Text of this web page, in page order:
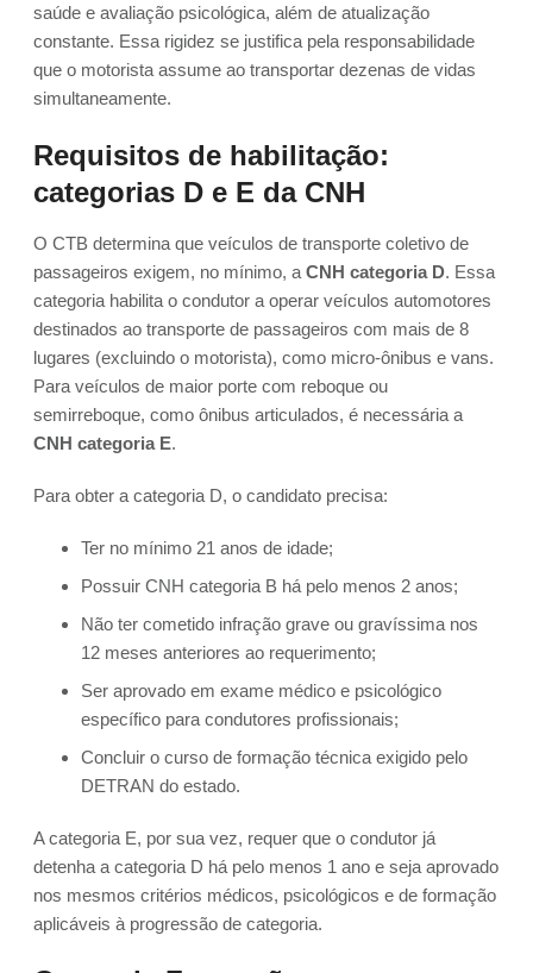
saúde e avaliação psicológica, além de atualização
constante. Essa rigidez se justifica pela responsabilidade
que o motorista assume ao transportar dezenas de vidas
simultaneamente.
Requisitos de habilitação:
categorias D e E da CNH
O CTB determina que veículos de transporte coletivo de
passageiros exigem, no mínimo, a CNH categoria D. Essa
categoria habilita o condutor a operar veículos automotores
destinados ao transporte de passageiros com mais de 8
lugares (excluindo o motorista), como micro-ônibus e vans.
Para veículos de maior porte com reboque ou
semirreboque, como ônibus articulados, é necessária a
CNH categoria E.
Para obter a categoria D, o candidato precisa:
Ter no mínimo 21 anos de idade;
Possuir CNH categoria B há pelo menos 2 anos;
Não ter cometido infração grave ou gravíssima nos
12 meses anteriores ao requerimento;
Ser aprovado em exame médico e psicológico
específico para condutores profissionais;
Concluir o curso de formação técnica exigido pelo
DETRAN do estado.
A categoria E, por sua vez, requer que o condutor já
detenha a categoria D há pelo menos 1 ano e seja aprovado
nos mesmos critérios médicos, psicológicos e de formação
aplicáveis à progressão de categoria.